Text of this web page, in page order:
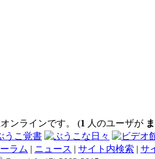
ンラインです。 (1 人のユーザが
ラム | ニュース | サイト内検索 | サ